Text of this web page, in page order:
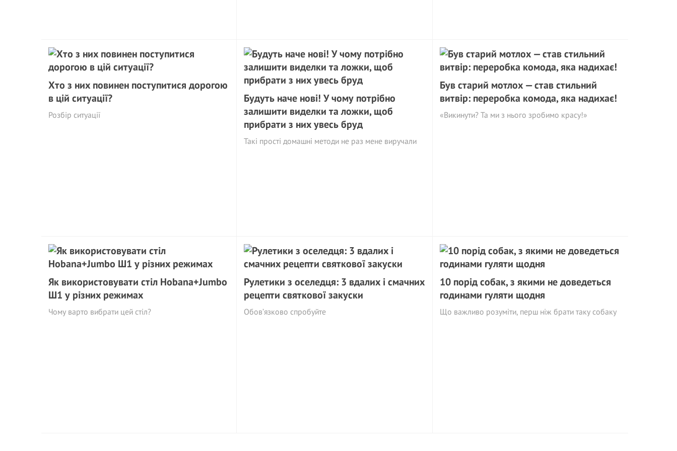
Хто з них повинен поступитися дорогою
в цій ситуації?
Розбір ситуації
Будуть наче нові! У чому потрібно
залишити виделки та ложки, щоб
прибрати з них увесь бруд
Такі прості домашні методи не раз мене виручали
Був старий мотлох — став стильний
витвір: переробка комода, яка надихає!
«Викинути? Та ми з нього зробимо красу!»
Як використовувати стіл Hobana+Jumbo
Ш1 у різних режимах
Чому варто вибрати цей стіл?
Рулетики з оселедця: 3 вдалих і смачних
рецепти святкової закуски
Обов’язково спробуйте
10 порід собак, з якими не доведеться
годинами гуляти щодня
Що важливо розуміти, перш ніж брати таку собаку